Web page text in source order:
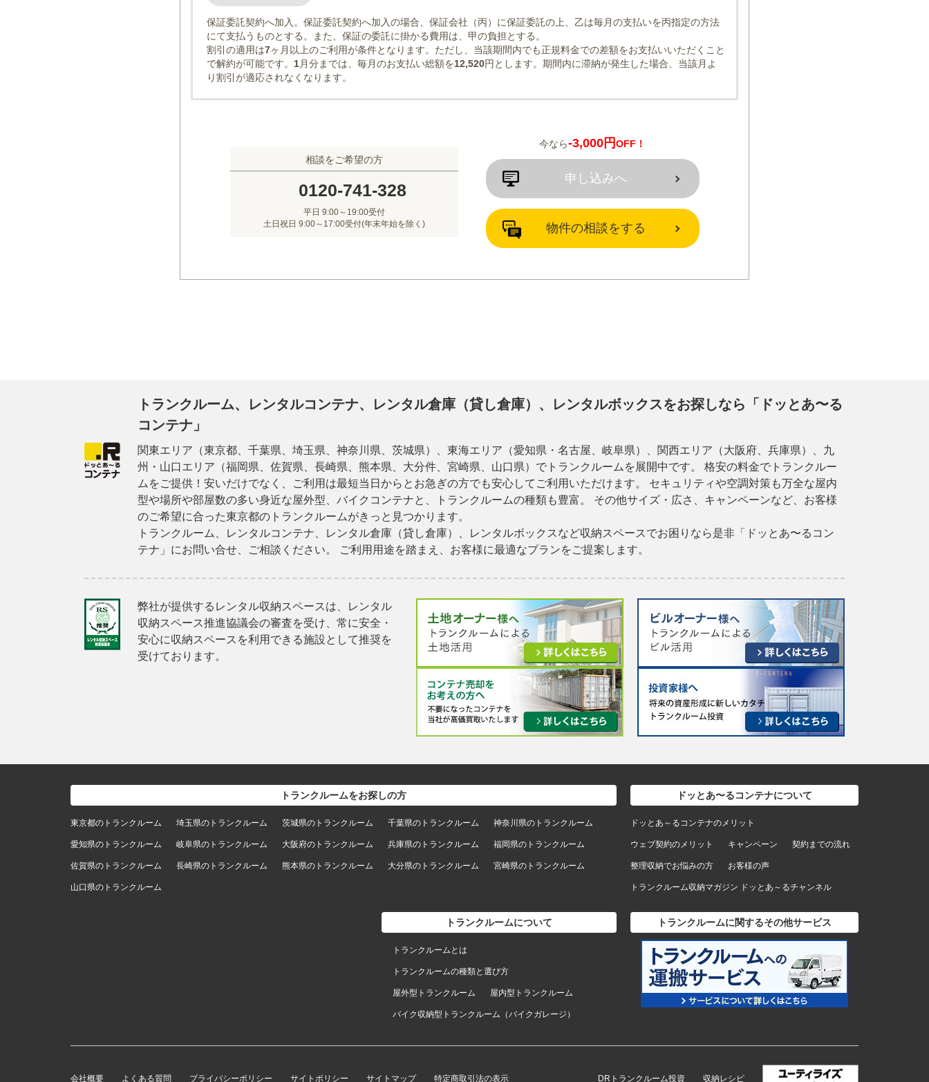
保証委託契約へ加入。保証委託契約へ加入の場合、保証会社（丙）に保証委託の上、乙は毎月の支払いを丙指定の方法
にて支払うものとする。また、保証の委託に掛かる費用は、甲の負担とする。
割引の適用は7ヶ月以上のご利用が条件となります。ただし、当該期間内でも正規料金での差額をお支払いいただくこと
で解約が可能です。 1月分までは、毎月のお支払い総額を12,520円とします。期間内に滞納が発生した場合、当該月よ
り割引が適応されなくなります。
相談をご希望の方
0120-741-328
平日 9:00～19:00受付
土日祝日 9:00～17:00受付(年末年始を除く)
今なら-3,000円OFF！
申し込みへ
物件の相談をする
トランクルーム、レンタルコンテナ、レンタル倉庫（貸し倉庫）、レンタルボックスをお探しなら「ドッとあ〜る
コンテナ」
関東エリア（東京都、千葉県、埼玉県、神奈川県、茨城県）、東海エリア（愛知県・名古屋、岐阜県）、関西エリア（大阪府、兵庫県）、九
州・山口エリア（福岡県、佐賀県、長崎県、熊本県、大分件、宮崎県、山口県）でトランクルームを展開中です。 格安の料金でトランクルー
ムをご提供！安いだけでなく、ご利用は最短当日からとお急ぎの方でも安心してご利用いただけます。 セキュリティや空調対策も万全な屋内
型や場所や部屋数の多い身近な屋外型、バイクコンテナと、トランクルームの種類も豊富。 その他サイズ・広さ、キャンペーンなど、お客様
のご希望に合った東京都のトランクルームがきっと見つかります。
トランクルーム、レンタルコンテナ、レンタル倉庫（貸し倉庫）、レンタルボックスなど収納スペースでお困りなら是非「ドッとあ〜るコン
テナ」にお問い合せ、ご相談ください。 ご利用用途を踏まえ、お客様に最適なプランをご提案します。
弊社が提供するレンタル収納スペースは、レンタル
収納スペース推進協議会の審査を受け、常に安全・
安心に収納スペースを利用できる施設として推奨を
受けております。
トランクルームをお探しの方
東京都のトランクルーム 埼玉県のトランクルーム 茨城県のトランクルーム 千葉県のトランクルーム 神奈川県のトランクルーム
愛知県のトランクルーム 岐阜県のトランクルーム 大阪府のトランクルーム 兵庫県のトランクルーム 福岡県のトランクルーム
佐賀県のトランクルーム 長崎県のトランクルーム 熊本県のトランクルーム 大分県のトランクルーム 宮崎県のトランクルーム
山口県のトランクルーム
トランクルームについて
トランクルームとは
トランクルームの種類と選び方
屋外型トランクルーム 屋内型トランクルーム
バイク収納型トランクルーム（バイクガレージ）
ドッとあ〜るコンテナについて
ドッとあ～るコンテナのメリット
ウェブ契約のメリット キャンペーン 契約までの流れ
整理収納でお悩みの方 お客様の声
トランクルーム収納マガジン ドッとあ～るチャンネル
トランクルームに関するその他サービス
会社概要 よくある質問 プライバシーポリシー サイトポリシー サイトマップ 特定商取引法の表示 DRトランクルーム投資 収納レシピ